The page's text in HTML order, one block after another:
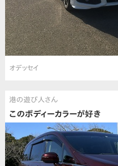
オデッセイ
港の遊び人さん
このボディーカラーが好き